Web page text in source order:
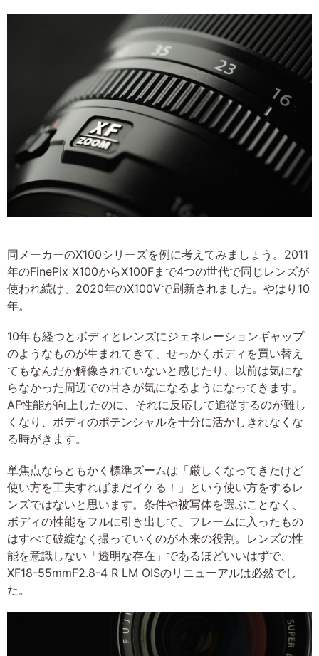
同メーカーのX100シリーズを例に考えてみましょう。2011
年のFinePix X100からX100Fまで4つの世代で同じレンズが
使われ続け、2020年のX100Vで刷新されました。やはり10
年。
10年も経つとボディとレンズにジェネレーションギャップ
のようなものが生まれてきて、せっかくボディを買い替え
てもなんだか解像されていないと感じたり、以前は気にな
らなかった周辺での甘さが気になるようになってきます。
AF性能が向上したのに、それに反応して追従するのが難し
くなり、ボディのポテンシャルを十分に活かしきれなくな
る時がきます。
単焦点ならともかく標準ズームは「厳しくなってきたけど
使い方を工夫すればまだイケる！」という使い方をするレ
ンズではないと思います。条件や被写体を選ぶことなく、
ボディの性能をフルに引き出して、フレームに入ったもの
はすべて破綻なく撮っていくのが本来の役割。レンズの性
能を意識しない「透明な存在」であるほどいいはずで、
XF18-55mmF2.8-4 R LM OISのリニューアルは必然でし
た。